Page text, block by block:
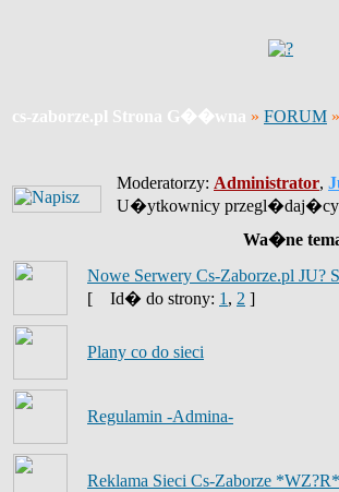
cs-zaborze.pl Strona G��wna » FORUM »
Moderatorzy: Administrator,
U�ytkownicy przegl�daj�cy
Wa�ne
Nowe Serwery Cs-Zaborze.pl JU?
[
Id� do strony: 1 , 2 ]
Plany co do sieci
Regulamin -Admina-
Reklama Sieci Cs-Zaborze *WZ?R*